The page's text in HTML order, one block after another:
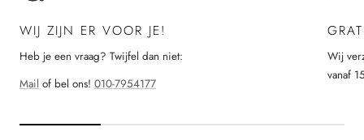
WIJ ZIJN ER VOOR JE!
Heb je een vraag? Twijfel dan niet:
Mail of bel ons! 010-7954177
Wij
vanaf